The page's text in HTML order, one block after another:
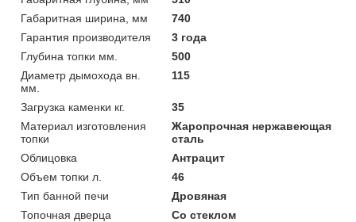
Габаритная ширина, мм
740
Гарантия производителя
3 года
Глубина топки мм.
500
Диаметр дымохода вн.
мм.
115
Загрузка каменки кг.
35
Материал изготовления
топки
Жаропрочная нержавеющая
сталь
Облицовка
Антрацит
Объем топки л.
46
Тип банной печи
Дровяная
Топочная дверца
Со стеклом